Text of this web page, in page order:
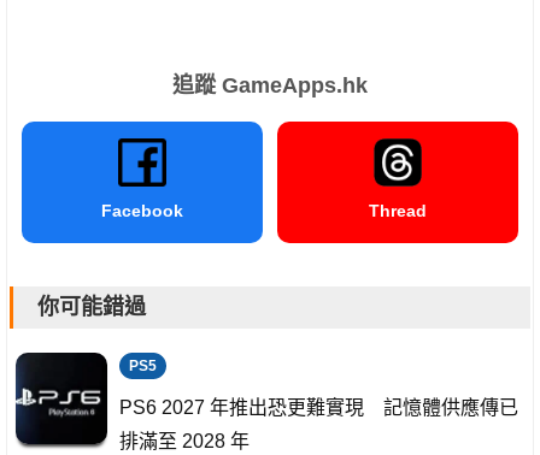
追蹤 GameApps.hk
Facebook Thread
你可能錯過
PS5
PS6 2027 年推出恐更難實現 記憶體供應傳已
排滿至 2028 年